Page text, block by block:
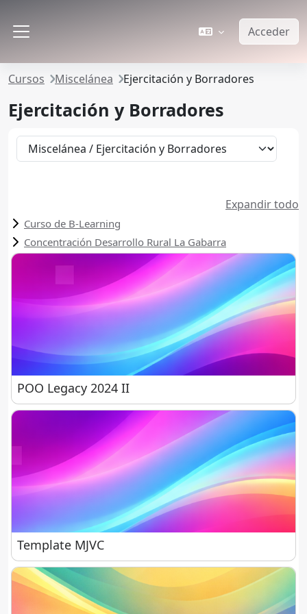
Acceder
Cursos Miscelánea Ejercitación y Borradores
Ejercitación y Borradores
Categorías
Expandir todo
Curso de B-Learning
Concentración Desarrollo Rural La Gabarra
POO Legacy 2024 II
POO Legacy 2024 II
Template MJVC
Template MJVC